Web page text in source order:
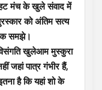
मंच के खुले संवाद में
को अंतिम सत्य
समझे।
खुलेआम मुस्कुरा
जहां पात्र गंभीर हैं,
है कि यहां शो के